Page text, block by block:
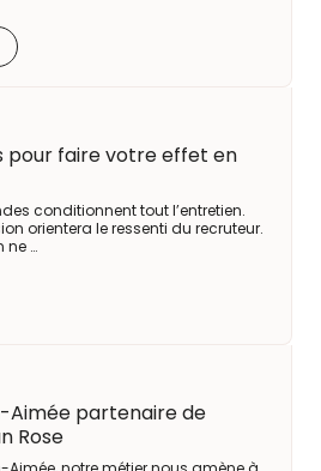
pour faire votre effet en
conditionnent tout l’entretien.
orientera le ressenti du recruteur.
ne …
Aimée partenaire de
Rose